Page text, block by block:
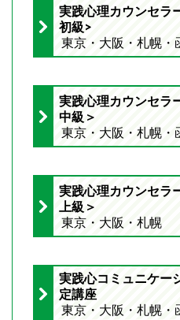
実践心理カウンセラ
初級>
東京・大阪・札幌・
実践心理カウンセラ
中級＞
東京・大阪・札幌・
実践心理カウンセラ
上級＞
東京・大阪・札幌
実践心コミュニケー
定講座
東京・大阪・札幌・